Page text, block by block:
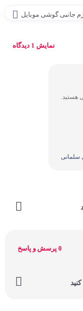
جانبی گوشی موبایل
نمایش 1 دیدگاه
سلمانی
0 پرسش و پاسخ